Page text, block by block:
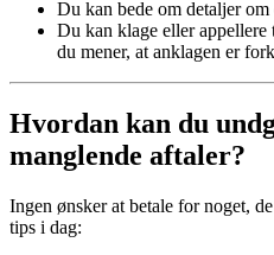
Du kan bede om detaljer
Du kan klage eller appellere
du mener, at anklagen er
Hvordan kan du
manglende aftaler?
Ingen ønsker at betale for noget,
tips i dag: